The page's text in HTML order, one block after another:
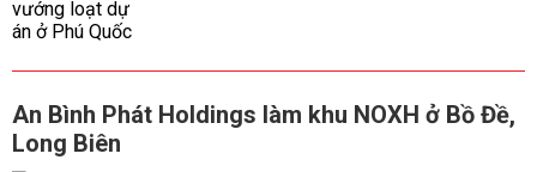
An Bình Phát Holdings làm khu NOXH ở Bồ Đề,
Long Biên